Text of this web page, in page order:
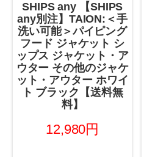
SHIPS any 【SHIPS
any別注】TAION:＜手
洗い可能＞パイピング
フード ジャケット シ
ップス ジャケット・ア
ウター その他のジャケ
ット・アウター ホワイ
ト ブラック【送料無
料】
12,980円